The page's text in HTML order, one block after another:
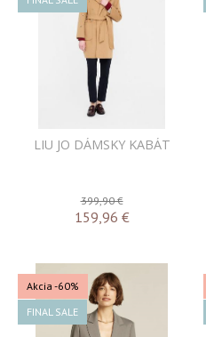
LIU JO DÁMSKY KABÁT
399,90 €
159,96 €
Akcia -60%
FINAL SALE